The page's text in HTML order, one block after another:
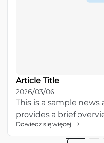
Article Title
2026/03/06
This is a sample
provides a brief
and entices readers
topic.
Dowiedz się więcej